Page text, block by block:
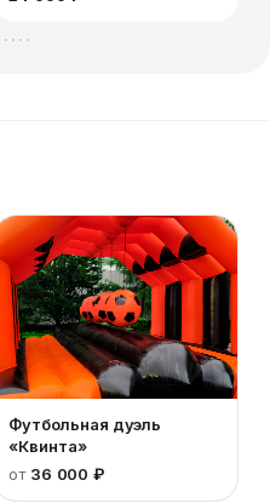
Футбольная дуэль
«Квинта»
от 36 000 ₽